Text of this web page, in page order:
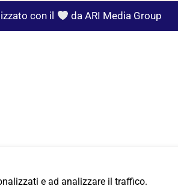
con il da ARI Media Group
e ad analizzare il traffico.